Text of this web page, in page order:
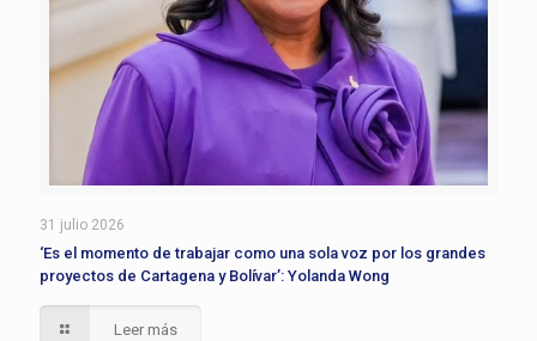
31 julio 2026
‘Es el momento de trabajar como una sola voz por los grandes
proyectos de Cartagena y Bolívar’: Yolanda Wong
Leer más